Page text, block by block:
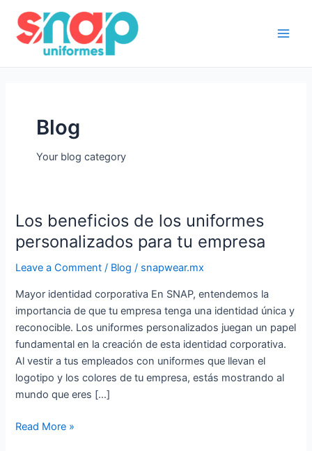
content
Blog
Your blog category
Los beneficios de los uniformes
personalizados para tu empresa
Leave a Comment / Blog / snapwear.mx
Mayor identidad corporativa En SNAP, entendemos la
importancia de que tu empresa tenga una identidad única y
reconocible. Los uniformes personalizados juegan un papel
fundamental en la creación de esta identidad corporativa.
Al vestir a tus empleados con uniformes que llevan el
logotipo y los colores de tu empresa, estás mostrando al
mundo que eres […]
Los
beneficios
de
los
personalizados
para
tu
empresa
Read More »